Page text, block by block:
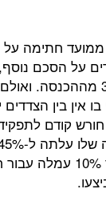
על החוזה
לפיו יקבל
מההכנסה. ואולם ההסכם
יחסי עובד
ראש מדור
חקירות ובהתאם העמלה שלו עלתה ל-45% עבור
ועוד 10% עמלה עבור חקירות